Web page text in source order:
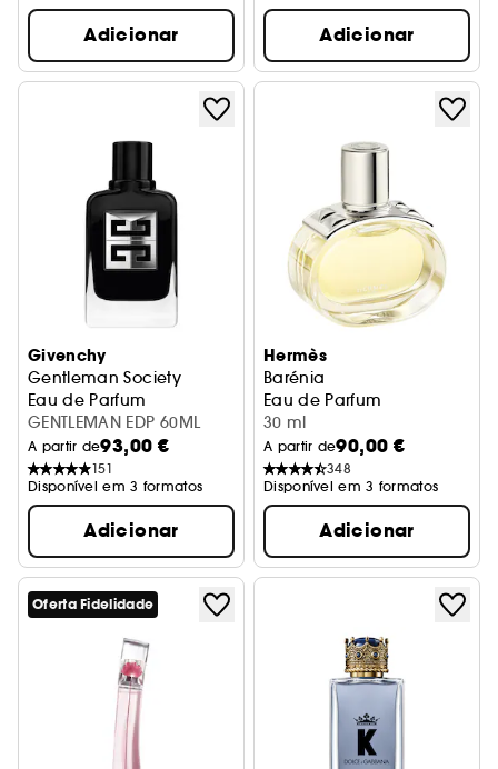
Adicionar Adicionar
Givenchy
Gentleman Society
Eau de Parfum
GENTLEMAN EDP 60ML
A partir de93,00 €
151
Disponível em 3 formatos
Adicionar
Hermès
Barénia
Eau de Parfum
30 ml
A partir de90,00 €
348
Disponível em 3 formatos
Adicionar
Oferta Fidelidade